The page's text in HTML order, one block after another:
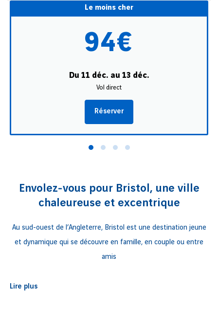
Le moins cher
94€
Du 11 déc. au 13 déc.
Vol direct
Réserver
Envolez-vous pour Bristol, une ville
chaleureuse et excentrique
Au sud-ouest de l’Angleterre, Bristol est une destination jeune
et dynamique qui se découvre en famille, en couple ou entre
amis
Véritable galerie d’art à ciel ouvert, Bristol est le terrain de jeux
Lire plus